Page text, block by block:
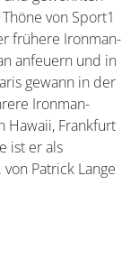
von Sport1
frühere Ironman-
anfeuern und in
gewann in der
Ironman-
Hawaii, Frankfurt
ist er als
Patrick Lange